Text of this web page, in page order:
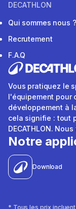
DECATHLON
Qui sommes nous ?
Recrutement
F.A.Q
Vous pratiquez le
l'équipement pour
développement à
cela signifie : tout
DECATHLON.
Notre
Download
* Tous les prix